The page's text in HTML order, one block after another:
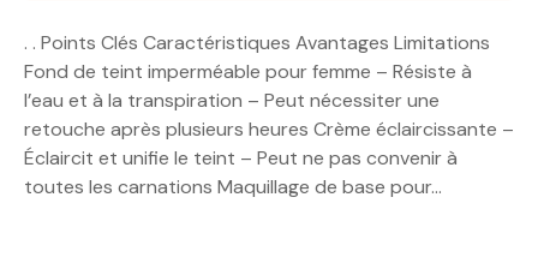
. . Points Clés Caractéristiques Avantages Limitations
Fond de teint imperméable pour femme – Résiste à
l’eau et à la transpiration – Peut nécessiter une
retouche après plusieurs heures Crème éclaircissante –
Éclaircit et unifie le teint – Peut ne pas convenir à
toutes les carnations Maquillage de base pour…